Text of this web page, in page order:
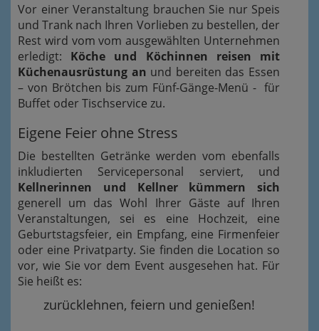
Vor einer Veranstaltung brauchen Sie nur Speis
und Trank nach Ihren Vorlieben zu bestellen, der
Rest wird vom vom ausgewählten Unternehmen
erledigt: Köche und Köchinnen reisen mit
Küchenausrüstung an und bereiten das Essen
– von Brötchen bis zum Fünf-Gänge-Menü - für
Buffet oder Tischservice zu.
Eigene Feier ohne Stress
Die bestellten Getränke werden vom ebenfalls
inkludierten Servicepersonal serviert, und
Kellnerinnen und Kellner kümmern sich
generell um das Wohl Ihrer Gäste auf Ihren
Veranstaltungen, sei es eine Hochzeit, eine
Geburtstagsfeier, ein Empfang, eine Firmenfeier
oder eine Privatparty. Sie finden die Location so
vor, wie Sie vor dem Event ausgesehen hat. Für
Sie heißt es:
zurücklehnen, feiern und genießen!